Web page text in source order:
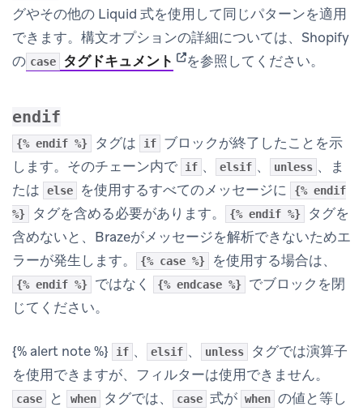
グやその他の Liquid 式を使用して同じパターンを適用
できます。構文オプションの詳細については、Shopify
の case タグドキュメント (opens in new tab)
を参照してください。
endif
{% endif %} タグは if
ブロックが終了したことを示
します。そのチェーン内で
if 、 elsif 、 unless 、ま
たは
else を使用するすべてのメッセージに
{% endif
%}
タグを含める必要があります。 {% endif %}
タグを
含めないと、Brazeがメッセージを解析できないためエ
ラーが発生します。
{% case %} を使用する場合は、
{% endif %} ではなく {% endcase %}
でブロックを閉
じてください。
{% alert note %} if 、 elsif 、 unless
タグでは演算子
を使用できますが、フィルターは使用できません。
case と when タグでは、 case 式が when の値と等し